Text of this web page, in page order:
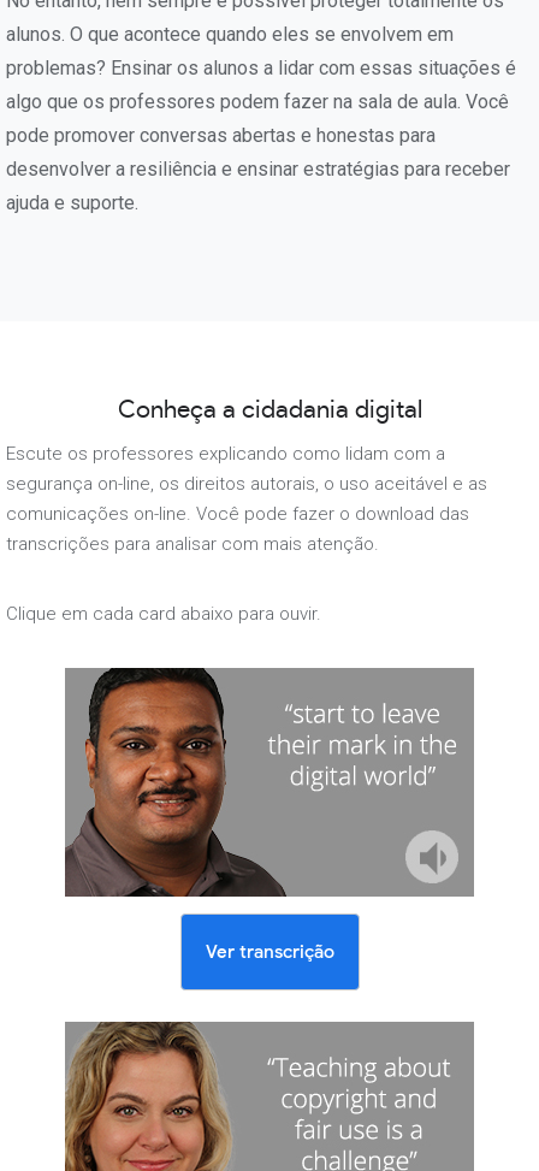
alunos. O que acontece quando eles se envolvem em
problemas? Ensinar os alunos a lidar com essas situações é
algo que os professores podem fazer na sala de aula. Você
pode promover conversas abertas e honestas para
desenvolver a resiliência e ensinar estratégias para receber
ajuda e suporte.
Conheça a cidadania digital
Escute os professores explicando como lidam com a
segurança on-line, os direitos autorais, o uso aceitável e as
comunicações on-line. Você pode fazer o download das
transcrições para analisar com mais atenção.
Clique em cada card abaixo para ouvir.
Ver transcrição